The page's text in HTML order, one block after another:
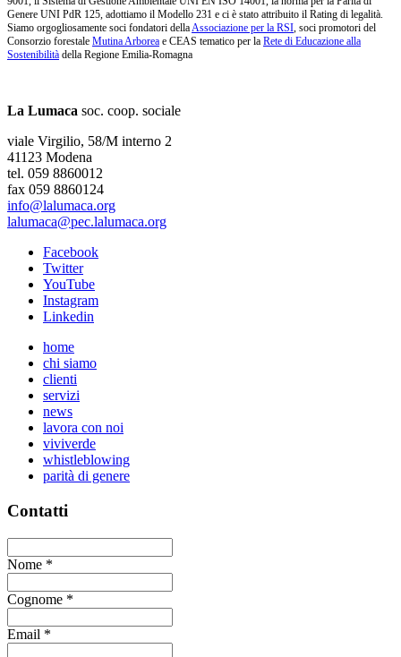
Genere UNI PdR 125, adottiamo il Modello 231 e ci è stato attribuito il Rating di legalità.
Siamo orgogliosamente soci fondatori dellaAssociazione per la RSI, soci promotori del
Consorzio forestale Mutina Arborea e CEAS tematico per la Rete di Educazione alla
Sostenibilità della Regione Emilia-Romagna
La Lumaca soc. coop. sociale
viale Virgilio, 58/M interno 2
41123 Modena
tel. 059 8860012
fax 059 8860124
info@lalumaca.org
lalumaca@pec.lalumaca.org
Facebook
Twitter
YouTube
Instagram
Linkedin
home
chi siamo
clienti
servizi
news
lavora con noi
viviverde
whistleblowing
parità di genere
Contatti
Nome *
Cognome *
Email *